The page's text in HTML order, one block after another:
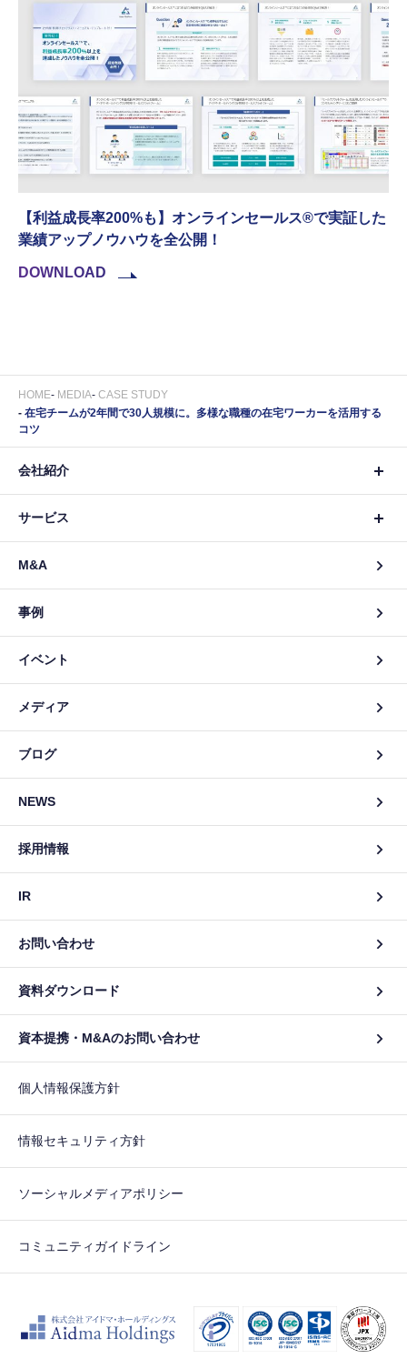
【利益成長率200%も】オンラインセールス®︎で実証した
業績アップノウハウを全公開！
DOWNLOAD
HOME MEDIA CASE STUDY
在宅チームが2年間で30人規模に。多様な職種の在宅ワーカーを活用する
コツ
会社紹介
サービス
M&A
事例
イベント
メディア
ブログ
NEWS
採用情報
IR
お問い合わせ
資料ダウンロード
資本提携・M&Aのお問い合わせ
個人情報保護方針
情報セキュリティ方針
ソーシャルメディアポリシー
コミュニティガイドライン